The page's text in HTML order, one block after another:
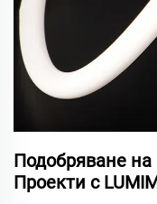
Подобряване
Проекти с